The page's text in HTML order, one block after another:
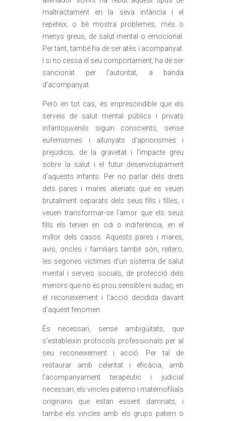
maltractament en la seva infància i el
repeteix, o bé mostra problemes, més o
menys greus, de salut mental o emocional.
Per tant, també ha de ser atès i acompanyat.
I si no cessa el seu comportament, ha de ser
sancionat per l’autoritat, a banda
d’acompanyat.
Però en tot cas, és imprescindible que els
serveis de salut mental públics i privats
infantojuvenils siguin conscients, sense
eufemismes i allunyats d’apriorismes i
prejudicis, de la gravetat i l’impacte greu
sobre la salut i el futur desenvolupament
d’aquests infants. Per no parlar dels drets
dels pares i mares alienats que es veuen
brutalment separats dels seus fills i filles, i
veuen transformar-se l’amor que els seus
fills els tenien en odi o indiferència, en el
millor dels casos. Aquests pares i mares,
avis, oncles i familiars també són, reitero,
les segones víctimes d’un sistema de salut
mental i serveis socials, de protecció dels
menors que no és prou sensible ni audaç, en
el reconeixement i l’acció decidida davant
d’aquest fenomen.
És necessari, sense ambigüitats, que
s’estableixin protocols professionals per al
seu reconeixement i acció. Per tal de
restaurar amb celeritat i eficàcia, amb
l’acompanyament terapèutic i judicial
necessari, els vincles paterno i maternofilials
originaris que estan essent damnats, i
també els vincles amb els grups patern o